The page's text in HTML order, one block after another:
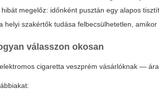
megelőz: időnként pusztán egy alapos
helyi szakértők tudása felbecsülhetetlen,
válasszon okosan